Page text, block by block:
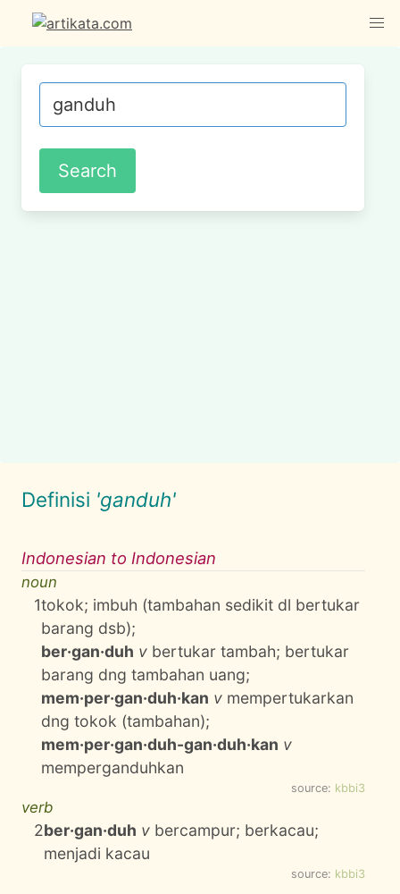
Definisi 'ganduh'
Indonesian to Indonesian
noun
1tokok; imbuh (tambahan sedikit dl bertukar
barang dsb);
ber·gan·duh v bertukar tambah; bertukar
barang dng tambahan uang;
mem·per·gan·duh·kan v mempertukarkan
dng tokok (tambahan);
mem·per·gan·duh-gan·duh·kan v
memperganduhkan
source: kbbi3
verb
2ber·gan·duh v bercampur; berkacau;
menjadi kacau
source: kbbi3